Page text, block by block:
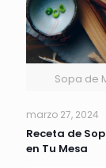
Sopa de
marzo 27, 2024
Receta de
en Tu Mesa